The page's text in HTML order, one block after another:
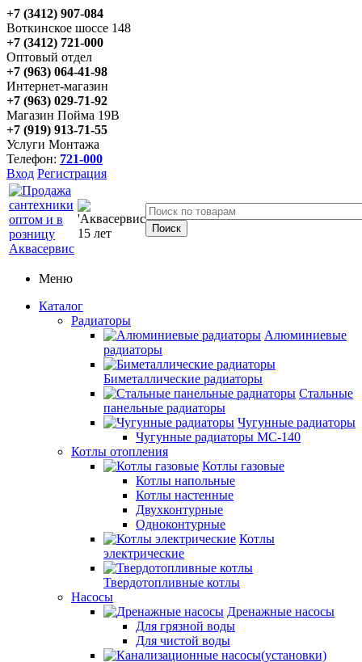
+7 (3412) 907-084
Воткинское шоссе 148
+7 (3412) 721-000
Оптовый отдел
+7 (963) 064-41-98
Интернет-магазин
+7 (963) 029-71-92
Магазин Пойма 19В
+7 (919) 913-71-55
Услуги Монтажа
Телефон: 721-000
Вход Регистрация
Меню
Каталог
Радиаторы
Алюминиевые
радиаторы
Биметаллические радиаторы
Стальные
панельные радиаторы
Чугунные радиаторы
Чугунные радиаторы МС-140
Котлы отопления
Котлы газовые
Котлы напольные
Котлы настенные
Двухконтурные
Одноконтурные
Котлы
электрические
Твердотопливные котлы
Насосы
Дренажные насосы
Для грязной воды
Для чистой воды